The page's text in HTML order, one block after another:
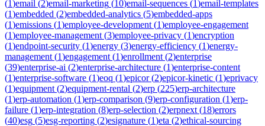
(1)email (2)email-marketing (10)email-sequences (1)email-templates
(1)embedded (2)embedded-analytics (5)embedded-apps
(1)emissions (1)employee-development (1)employee-engagement
(1)employee-management (3)employee-privacy (1)encryption
(1)endpoint-security (1)energy (3)energy-efficiency (1)energy-
management (1)engagement (1)enrollment (2)enterprise
(39)enterprise-ai (2)enterprise-architecture (1)enterprise-content
(1)enterprise-software (1)eoq (1)epicor(2)epicor-kinetic (1)eprivacy
(1)equipment (2)equipment-rental (2)erp (225)erp-architecture
(1)erp-automation (1)erp-comparison (9)erp-configuration (1)erp-
failure (1)erp-integration (8)erp-selection (2)erpnext (18)errors
(40)esg (5)esg-reporting (2)esignature (1)eta (2)ethical-sourcing